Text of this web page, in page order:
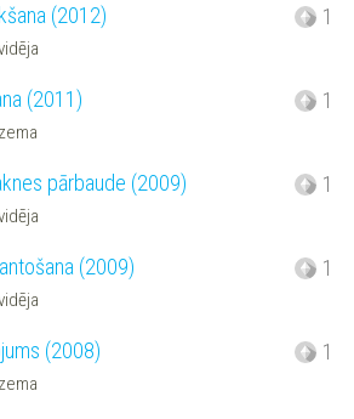
(2012) 1
(2011) 1
pārbaude (2009) 1
(2009) 1
(2008) 1